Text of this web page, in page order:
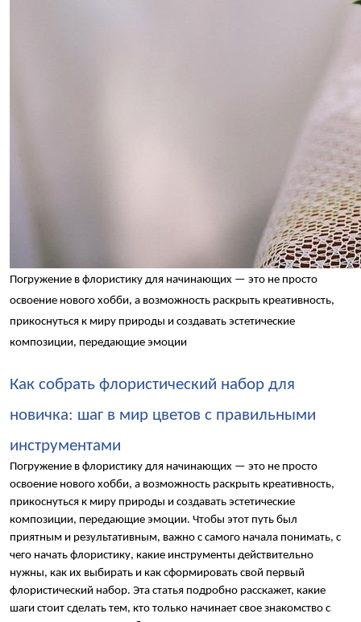
Погружение в флористику для начинающих — это не просто
освоение нового хобби, а возможность раскрыть креативность,
прикоснуться к миру природы и создавать эстетические
композиции, передающие эмоции
Как собрать флористический набор для
новичка: шаг в мир цветов с правильными
инструментами
Погружение в флористику для начинающих — это не просто
освоение нового хобби, а возможность раскрыть креативность,
прикоснуться к миру природы и создавать эстетические
композиции, передающие эмоции. Чтобы этот путь был
приятным и результативным, важно с самого начала понимать, с
чего начать флористику, какие инструменты действительно
нужны, как их выбирать и как сформировать свой первый
флористический набор. Эта статья подробно расскажет, какие
шаги стоит сделать тем, кто только начинает свое знакомство с